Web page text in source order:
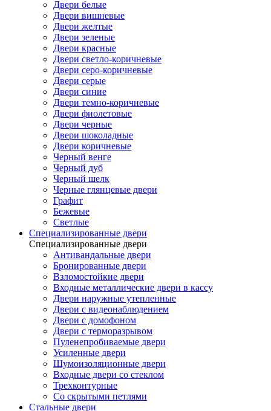
Двери белые
Двери вишневые
Двери желтые
Двери зеленые
Двери красные
Двери светло-коричневые
Двери серо-коричневые
Двери серые
Двери синие
Двери темно-коричневые
Двери фиолетовые
Двери черные
Двери шоколадные
Двери коричневые
Черный венге
Черный дуб
Черный шелк
Черные глянцевые двери
Графит
Бежевые
Светлые
Специализированные двери
Специализированные двери
Антивандальные двери
Бронированные двери
Взломостойкие двери
Входные металлические двери в кассу
Двери наружные утепленные
Двери с видеонаблюдением
Двери с домофоном
Двери с терморазрывом
Пуленепробиваемые двери
Усиленные двери
Шумоизоляционные двери
Входные двери со стеклом
Трехконтурные
Со скрытыми петлями
Стальные двери